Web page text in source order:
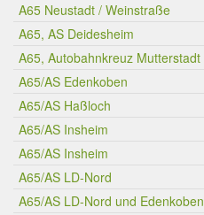
A65 Neustadt / Weinstraße
A65, AS Deidesheim
A65, Autobahnkreuz Mutterstadt
A65/AS Edenkoben
A65/AS Haßloch
A65/AS Insheim
A65/AS Insheim
A65/AS LD-Nord
A65/AS LD-Nord und Edenkoben